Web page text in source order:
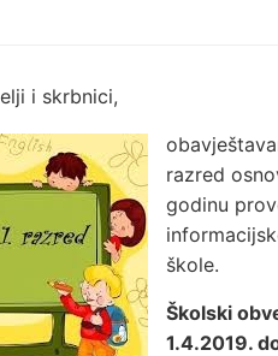
i skrbnici,
razred
godinu
škole.
Školski
1.4.2019.